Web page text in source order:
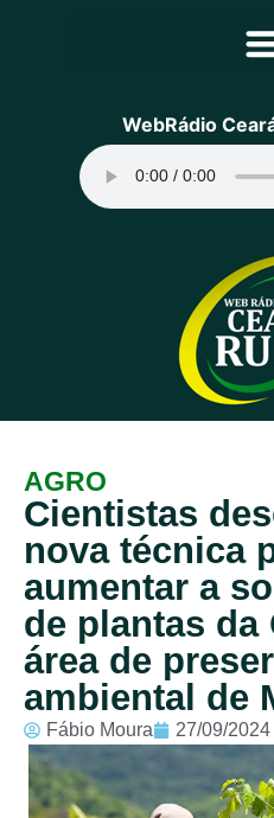
Equipe
Sobre
WebRádio
AGRO
Cientistas
nova técnica
aumentar a
de plantas da
área de
ambiental de
Fábio Moura 27/09/2024